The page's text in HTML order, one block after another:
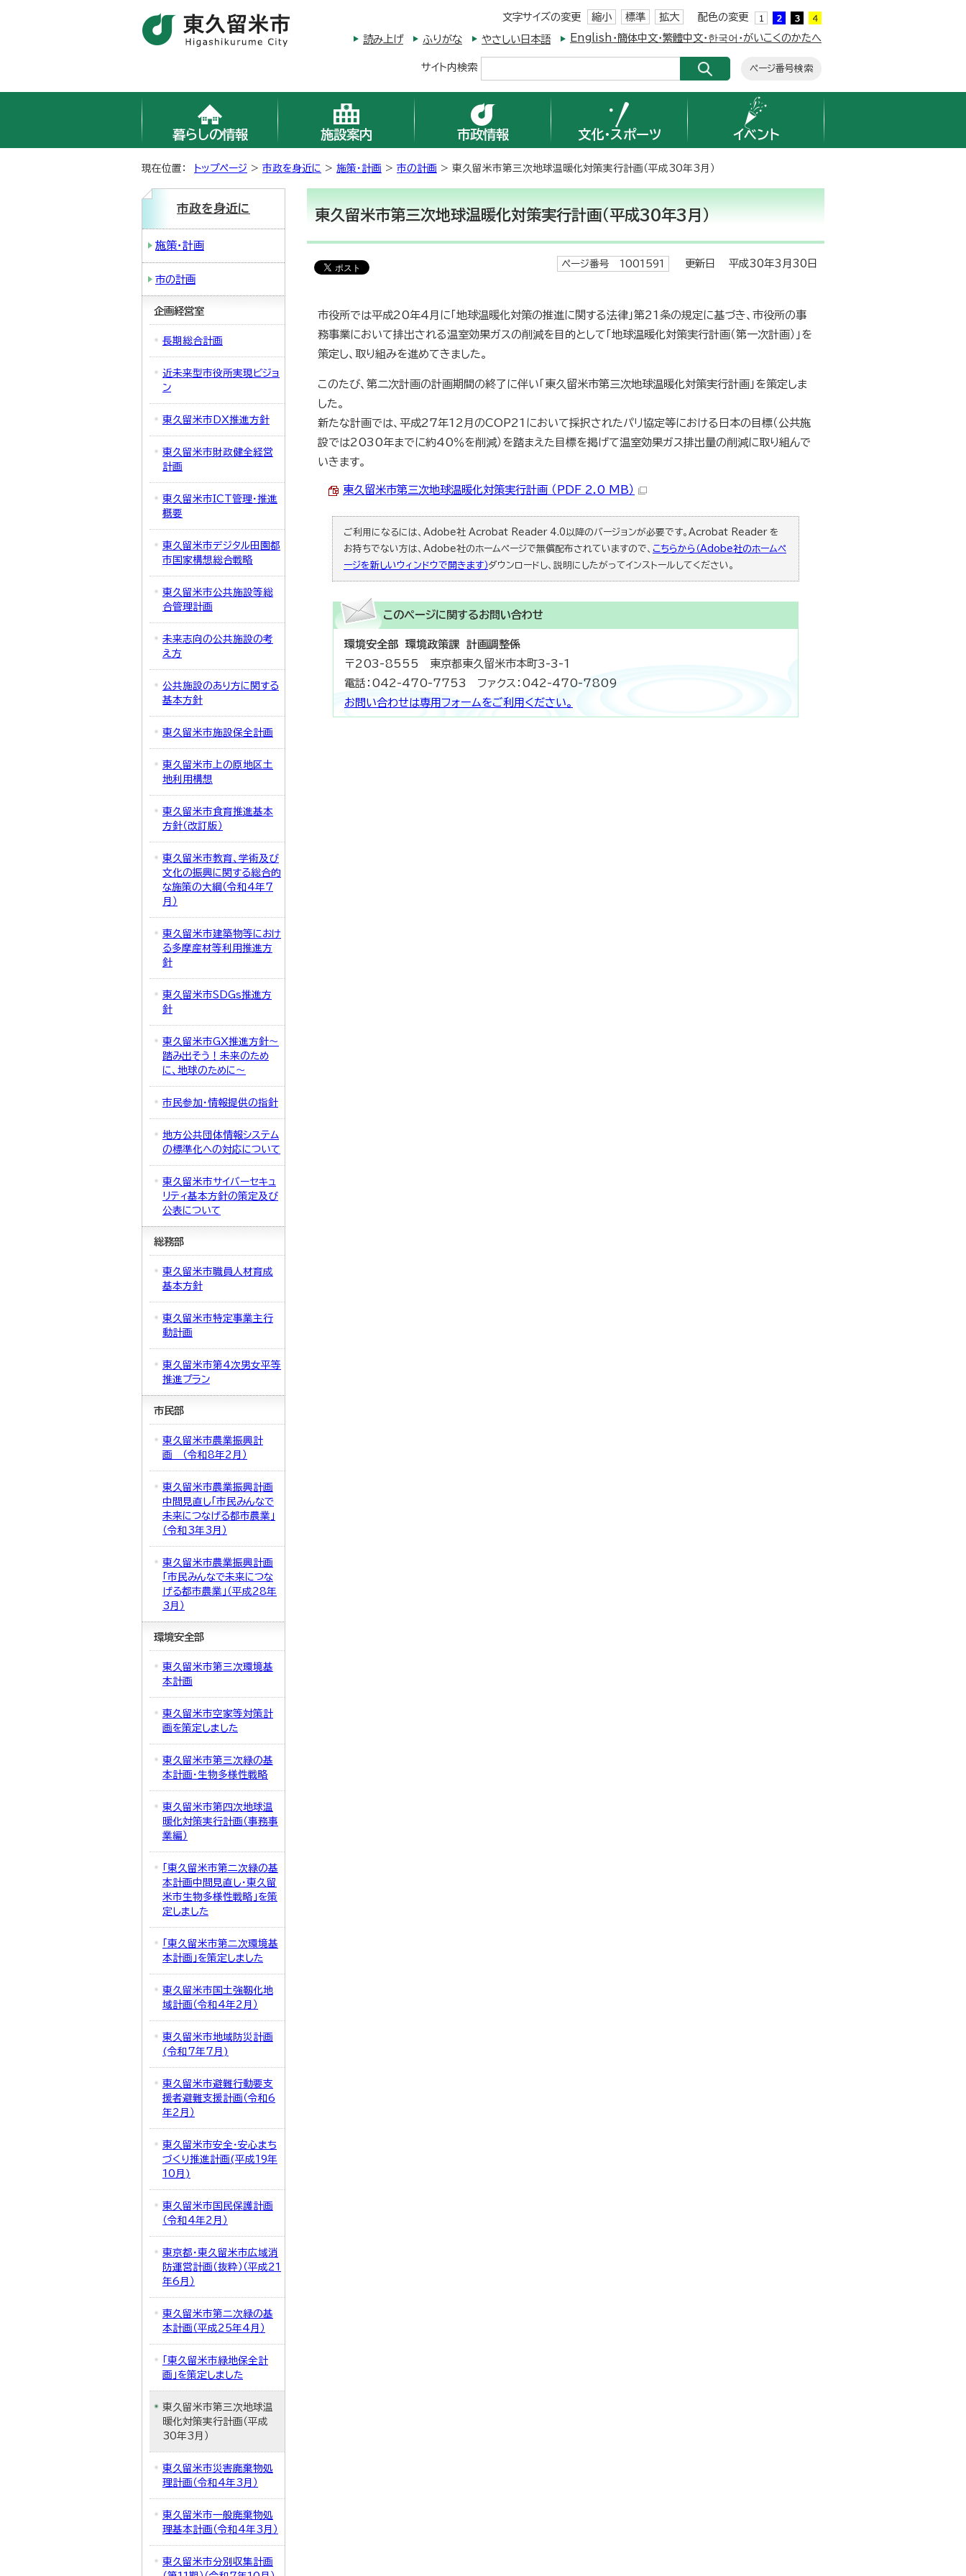
文字サイズの変更 縮小 標準 拡大 配色の変更
読み上げ ふりがな やさしい日本語 English・簡体中文・繁體中文・한국어・がいこくのかたへ
サイト内検索 ページ番号検索
暮らしの情報 施設案内 市政情報 文化・スポーツ イベント
現在位置： トップページ > 市政を身近に > 施策・計画 > 市の計画 > 東久留米市第三次地球温暖化対策実行計画（平成30年3月）
東久留米市第三次地球温暖化対策実行計画（平成30年3月）
ページ番号 1001591 更新日 平成30年3月30日
市役所では平成20年4月に「地球温暖化対策の推進に関する法律」第21条の規定に基づき、市役所の事
務事業において排出される温室効果ガスの削減を目的として「地球温暖化対策実行計画（第一次計画）」を
策定し、取り組みを進めてきました。
このたび、第二次計画の計画期間の終了に伴い「東久留米市第三次地球温暖化対策実行計画」を策定しま
した。
新たな計画では、平成27年12月のCOP21において採択されたパリ協定等における日本の目標（公共施
設では2030年までに約40％を削減）を踏まえた目標を掲げて温室効果ガス排出量の削減に取り組んで
いきます。
東久留米市第三次地球温暖化対策実行計画 （PDF 2.0 MB）
ご利用になるには、Adobe社 Acrobat Reader 4.0以降のバージョンが必要です。Acrobat Reader を
お持ちでない方は、Adobe社のホームページで無償配布されていますので、 こちらから（Adobe社のホームペ
ージを新しいウィンドウで開きます）ダウンロードし、説明にしたがってインストールしてください。
このページに関するお問い合わせ
環境安全部 環境政策課 計画調整係
〒203-8555 東京都東久留米市本町3-3-1
電話：042-470-7753 ファクス：042-470-7809
お問い合わせは専用フォームをご利用ください。
市政を身近に
施策・計画
市の計画
企画経営室
長期総合計画
近未来型市役所実現ビジョ
ン
東久留米市DX推進方針
東久留米市財政健全経営
計画
東久留米市ICT管理・推進
概要
東久留米市デジタル田園都
市国家構想総合戦略
東久留米市公共施設等総
合管理計画
未来志向の公共施設の考
え方
公共施設のあり方に関する
基本方針
東久留米市施設保全計画
東久留米市上の原地区土
地利用構想
東久留米市食育推進基本
方針（改訂版）
東久留米市教育、学術及び
文化の振興に関する総合的
な施策の大綱（令和4年7
月）
東久留米市建築物等におけ
る多摩産材等利用推進方
針
東久留米市SDGs推進方
針
東久留米市GX推進方針～
踏み出そう！未来のため
に、地球のために～
市民参加・情報提供の指針
地方公共団体情報システム
の標準化への対応について
東久留米市サイバーセキュ
リティ基本方針の策定及び
公表について
総務部
東久留米市職員人材育成
基本方針
東久留米市特定事業主行
動計画
東久留米市第4次男女平等
推進プラン
市民部
東久留米市農業振興計
画 （令和8年2月）
東久留米市農業振興計画
中間見直し「市民みんなで
未来につなげる都市農業」
（令和3年3月）
東久留米市農業振興計画
「市民みんなで未来につな
げる都市農業」（平成28年
3月）
環境安全部
東久留米市第三次環境基
本計画
東久留米市空家等対策計
画を策定しました
東久留米市第三次緑の基
本計画・生物多様性戦略
東久留米市第四次地球温
暖化対策実行計画（事務事
業編）
「東久留米市第二次緑の基
本計画中間見直し・東久留
米市生物多様性戦略」を策
定しました
「東久留米市第二次環境基
本計画」を策定しました
東久留米市国土強靱化地
域計画（令和4年2月）
東久留米市地域防災計画
(令和7年7月)
東久留米市避難行動要支
援者避難支援計画（令和6
年2月）
東久留米市安全・安心まち
づくり推進計画(平成19年
10月)
東久留米市国民保護計画
（令和4年2月）
東京都・東久留米市広域消
防運営計画（抜粋）（平成21
年6月）
東久留米市第二次緑の基
本計画（平成25年4月）
「東久留米市緑地保全計
画」を策定しました
東久留米市第三次地球温
暖化対策実行計画（平成
30年3月）
東久留米市災害廃棄物処
理計画（令和4年3月）
東久留米市一般廃棄物処
理基本計画（令和4年3月）
東久留米市分別収集計画